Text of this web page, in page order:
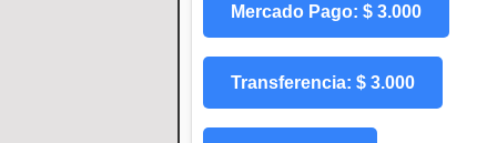
Mercado Pago: $ 3.000
Transferencia: $ 3.000